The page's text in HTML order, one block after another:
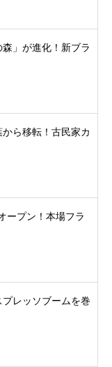
」が進化！新ブラ
から移転！古民家カ
ープン！本場フラ
プレッソブームを巻